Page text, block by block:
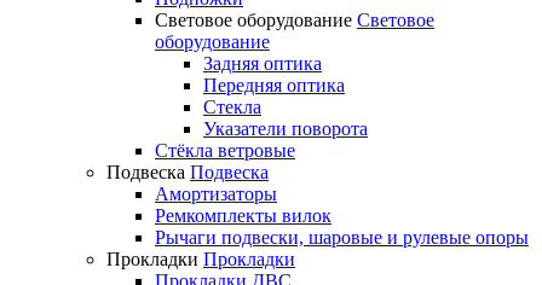
Световое оборудование Световое
оборудование
Задняя оптика
Передняя оптика
Стекла
Указатели поворота
Стёкла ветровые
Подвеска Подвеска
Амортизаторы
Ремкомплекты вилок
Рычаги подвески, шаровые и рулевые опоры
Прокладки Прокладки
Прокладки ДВС